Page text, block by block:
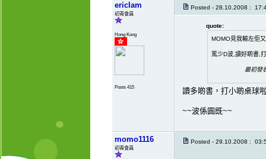
ericlam
初青會員
Hong Kong
Posts 415
Posted - 28.10.2008 :
quote:
MOMO見我輸左佢
篤少D波,讀好啲書,
最初發
讀多啲書，打小啲桌球
~~波係圓既~~
momo1116
初青會員
Posted - 29.10.2008 :